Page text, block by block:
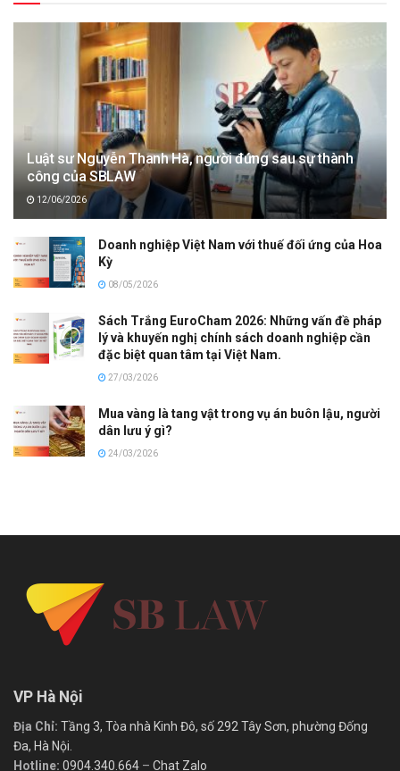
Luật sư Nguyễn Thanh Hà, người đứng sau sự thành
công của SBLAW
12/06/2026
Doanh nghiệp Việt Nam với thuế đối ứng của Hoa
Kỳ
08/05/2026
Sách Trắng EuroCham 2026: Những vấn đề pháp
lý và khuyến nghị chính sách doanh nghiệp cần
đặc biệt quan tâm tại Việt Nam.
27/03/2026
Mua vàng là tang vật trong vụ án buôn lậu, người
dân lưu ý gì?
24/03/2026
VP Hà Nội
Địa Chỉ: Tầng 3, Tòa nhà Kinh Đô, số 292 Tây Sơn, phường Đống
Đa, Hà Nội.
Hotline: 0904.340.664 – Chat Zalo